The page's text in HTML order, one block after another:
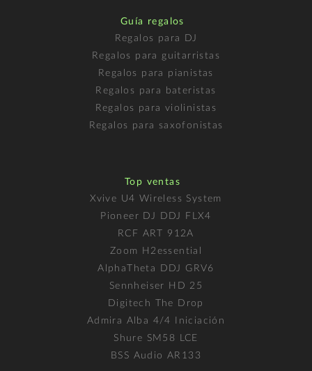
Guía regalos
Regalos para DJ
Regalos para guitarristas
Regalos para pianistas
Regalos para bateristas
Regalos para violinistas
Regalos para saxofonistas
Top ventas
Xvive U4 Wireless System
Pioneer DJ DDJ FLX4
RCF ART 912A
Zoom H2essential
AlphaTheta DDJ GRV6
Sennheiser HD 25
Digitech The Drop
Admira Alba 4/4 Iniciación
Shure SM58 LCE
BSS Audio AR133